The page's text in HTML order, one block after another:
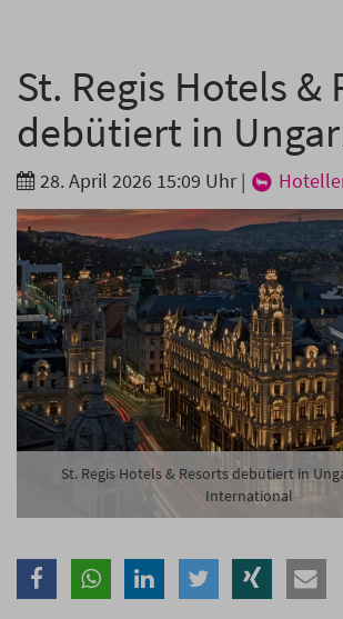
St. Regis Hotels &
debütiert in
28. April 2026 15:09 Uhr |
St. Regis Hotels & Resorts debütiert in
International
E-Mail *
Branche
Ich möchte folgende Newsletter
Tageskarte-Newsletter (gegen
Ich habe dieDatenschutzerklärung
genommen.
Danke, heute nicht